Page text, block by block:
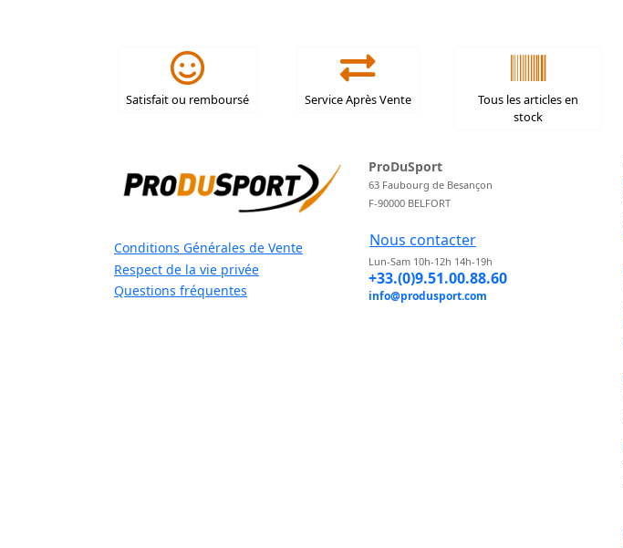
Satisfait ou remboursé Service Après Vente
Tous les articles en
stock
Conditions Générales de Vente
Respect de la vie privée
Questions fréquentes
ProDuSport
63 Faubourg de Besançon
F-90000 BELFORT
Nous contacter
Lun-Sam 10h-12h 14h-19h
+33.(0)9.51.00.88.60
info@produsport.com